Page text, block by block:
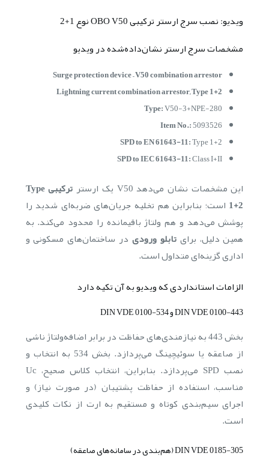
ویدیو: نصب سرج ارستر ترکیبی OBO V50 نوع 1+2
مشخصات سرج ارستر نشان‌داده‌شده در ویدیو
Surge protection device – V50 combination arrestor
Lightning current combination arrestor, Type 1+2
Type:V50-3+NPE-280
Item No.:5093526
SPD to EN 61643-11:Type 1+2
SPD to IEC 61643-11:Class I+II
این مشخصات نشان می‌دهد V50 یک ارستر
ترکیبی Type
1+2 است؛ بنابراین هم تخلیه جریان‌های ضربه‌ای شدید را
پوشش می‌دهد و هم ولتاژ باقیمانده را محدود می‌کند. به
همین دلیل، برایتابلو ورودیدر ساختمان‌های مسکونی و
اداری گزینه‌ای متداول است.
الزامات استانداردی که ویدیو به آن تکیه دارد
DIN VDE 0100-443 و DIN VDE 0100-534
بخش 443 به نیازمندی‌های حفاظت در برابر اضافه‌ولتاژ ناشی
از صاعقه یا سوئیچینگ می‌پردازد. بخش 534 به انتخاب و
نصب SPD می‌پردازد. بنابراین، انتخاب کلاس صحیح، Uc
مناسب، استفاده از حفاظت پشتیبان (در صورت نیاز) و
اجرای سیم‌بندی کوتاه و مستقیم به ارت از نکات کلیدی
است.
DIN VDE 0185-305 (هم‌بندی در سامانه‌های صاعقه)